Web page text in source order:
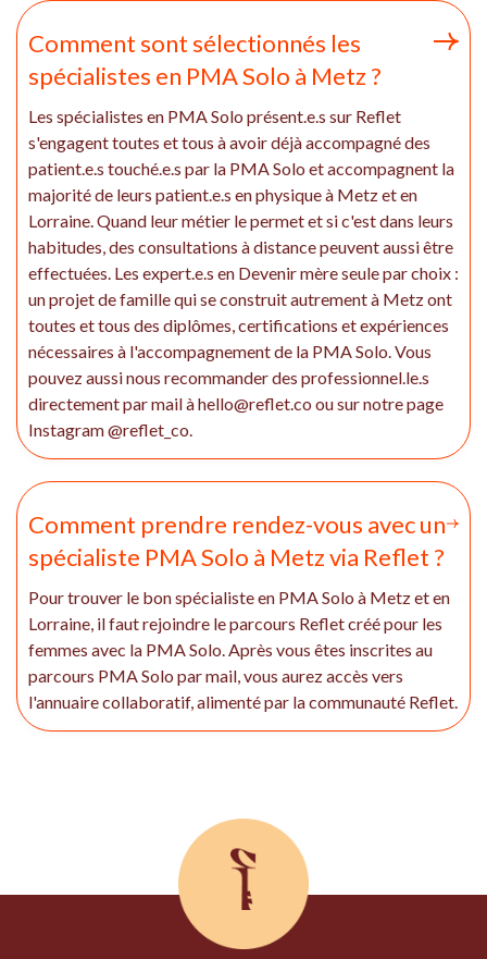
Comment sont sélectionnés les
spécialistes en PMA Solo à Metz ?
Les spécialistes en PMA Solo présent.e.s sur Reflet
s'engagent toutes et tous à avoir déjà accompagné des
patient.e.s touché.e.s par la PMA Solo et accompagnent la
majorité de leurs patient.e.s en physique à Metz et en
Lorraine. Quand leur métier le permet et si c'est dans leurs
habitudes, des consultations à distance peuvent aussi être
effectuées. Les expert.e.s en Devenir mère seule par choix :
un projet de famille qui se construit autrement à Metz ont
toutes et tous des diplômes, certifications et expériences
nécessaires à l'accompagnement de la PMA Solo. Vous
pouvez aussi nous recommander des professionnel.le.s
directement par mail à hello@reflet.co ou sur notre page
Instagram @reflet_co.
Comment prendre rendez-vous avec un
spécialiste PMA Solo à Metz via Reflet ?
Pour trouver le bon spécialiste en PMA Solo à Metz et en
Lorraine, il faut rejoindre le parcours Reflet créé pour les
femmes avec la PMA Solo. Après vous êtes inscrites au
parcours PMA Solo par mail, vous aurez accès vers
l'annuaire collaboratif, alimenté par la communauté Reflet.